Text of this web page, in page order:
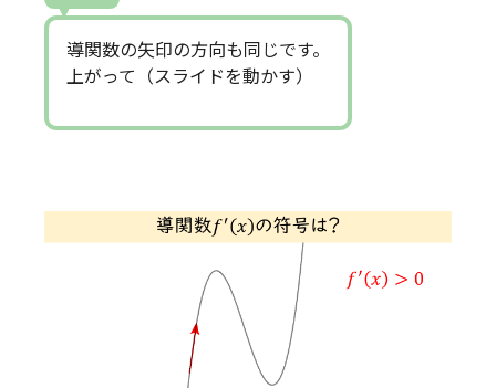
導関数の矢印の方向も同じです。
上がって（スライドを動かす）